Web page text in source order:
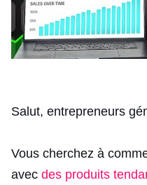
Salut, entrepreneurs
Vous cherchez à
avec des produits